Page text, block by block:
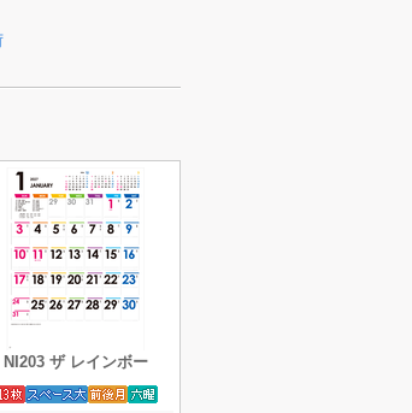
NI203 ザ レインボー